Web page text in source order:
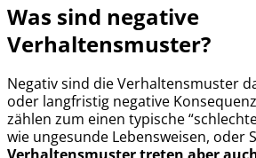
Was sind negative
Verhaltensmuster?
Negativ sind die Verhaltensmuster
oder langfristig negative
zählen zum einen typische
wie ungesunde Lebensweisen, oder